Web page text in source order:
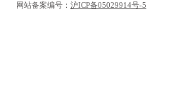
网站备案编号： 沪ICP备05029914号-5